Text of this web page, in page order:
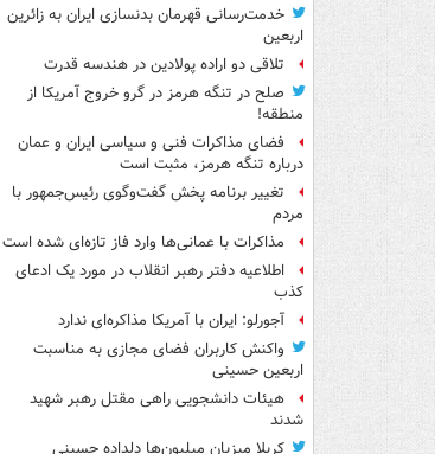
خدمت‌رسانی قهرمان بدنسازی ایران به زائرین
اربعین
تلاقی دو اراده پولادین در هندسه قدرت
صلح در تنگه هرمز در گرو خروج آمریکا از
منطقه!
فضای مذاکرات فنی و سیاسی ایران و عمان
درباره تنگه هرمز، مثبت است
تغییر برنامه پخش گفت‌وگوی رئیس‌جمهور با
مردم
مذاکرات با عمانی‌ها وارد فاز تازه‌ای شده است
اطلاعیه دفتر رهبر انقلاب در مورد یک ادعای
کذب
آجورلو: ایران با آمریکا مذاکره‌ای ندارد
واکنش کاربران فضای مجازی به مناسبت
اربعین حسینی
هیئات دانشجویی راهی مقتل رهبر شهید
شدند
کربلا میزبان میلیون‌ها دلداده حسینی